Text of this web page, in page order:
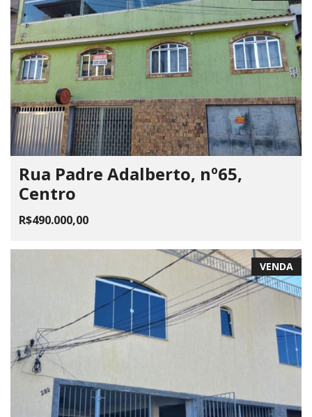
Rua Padre Adalberto, nº65,
Centro
R$490.000,00
VENDA